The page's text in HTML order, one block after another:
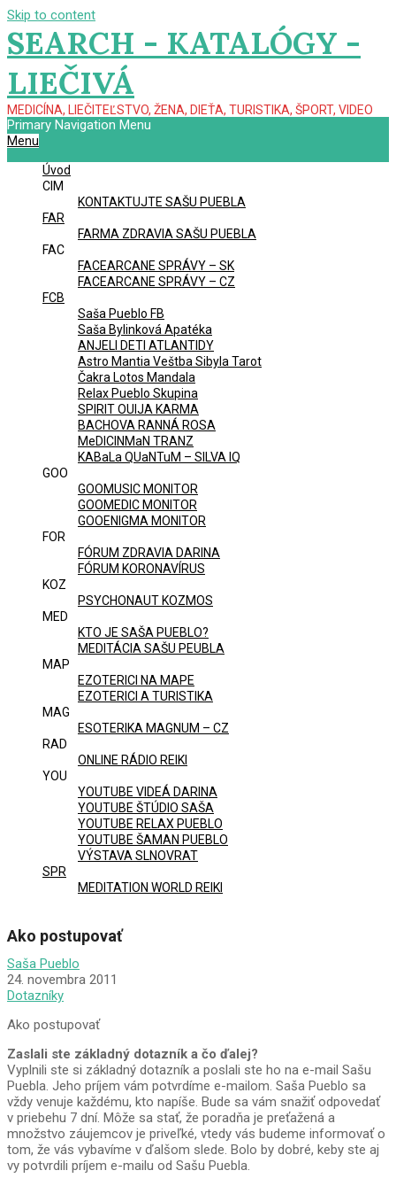
Skip to content
SEARCH - KATALÓGY -
LIEČIVÁ
MEDICÍNA, LIEČITEĽSTVO, ŽENA, DIEŤA, TURISTIKA, ŠPORT, VIDEO
Primary Navigation Menu
Menu
Úvod
CIM
KONTAKTUJTE SAŠU PUEBLA
FAR
FARMA ZDRAVIA SAŠU PUEBLA
FAC
FACEARCANE SPRÁVY – SK
FACEARCANE SPRÁVY – CZ
FCB
Saša Pueblo FB
Saša Bylinková Apatéka
ANJELI DETI ATLANTIDY
Astro Mantia Veštba Sibyla Tarot
Čakra Lotos Mandala
Relax Pueblo Skupina
SPIRIT OUIJA KARMA
BACHOVA RANNÁ ROSA
MeDICINMaN TRANZ
KABaLa QUaNTuM – SILVA IQ
GOO
GOOMUSIC MONITOR
GOOMEDIC MONITOR
GOOENIGMA MONITOR
FOR
FÓRUM ZDRAVIA DARINA
FÓRUM KORONAVÍRUS
KOZ
PSYCHONAUT KOZMOS
MED
KTO JE SAŠA PUEBLO?
MEDITÁCIA SAŠU PEUBLA
MAP
EZOTERICI NA MAPE
EZOTERICI A TURISTIKA
MAG
ESOTERIKA MAGNUM – CZ
RAD
ONLINE RÁDIO REIKI
YOU
YOUTUBE VIDEÁ DARINA
YOUTUBE ŠTÚDIO SAŠA
YOUTUBE RELAX PUEBLO
YOUTUBE ŠAMAN PUEBLO
VÝSTAVA SLNOVRAT
SPR
MEDITATION WORLD REIKI
Ako postupovať
Saša Pueblo
24. novembra 2011
Dotazníky
Ako postupovať
Zaslali ste základný dotazník a čo ďalej?
Vyplnili ste si základný dotazník a poslali ste ho na e-mail Sašu
Puebla. Jeho príjem vám potvrdíme e-mailom. Saša Pueblo sa
vždy venuje každému, kto napíše. Bude sa vám snažiť odpovedať
v priebehu 7 dní. Môže sa stať, že poradňa je preťažená a
množstvo záujemcov je priveľké, vtedy vás budeme informovať o
tom, že vás vybavíme v ďalšom slede. Bolo by dobré, keby ste aj
vy potvrdili príjem e-mailu od Sašu Puebla.